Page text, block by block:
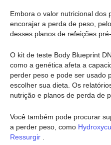
Embora o valor nutricional dos
encorajar a perda de peso,
desses planos de refeições
O kit de teste Body Blueprint
como a genética afeta a
perder peso e pode ser usado
escolher sua dieta. Os
nutrição e planos de perda de
Você também pode procurar
a perder peso, como
Ressurgir